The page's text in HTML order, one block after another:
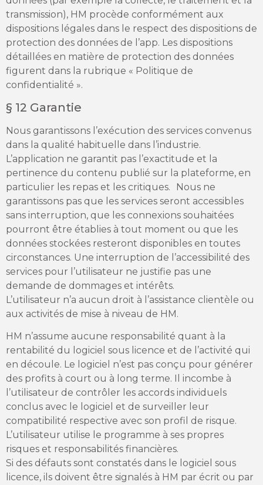
transmission), HM procède conformément aux
dispositions légales dans le respect des dispositions de
protection des données de l’app. Les dispositions
détaillées en matière de protection des données
figurent dans la rubrique « Politique de
confidentialité ».
§ 12 Garantie
Nous garantissons l’exécution des services convenus
dans la qualité habituelle dans l’industrie.
L’application ne garantit pas l’exactitude et la
pertinence du contenu publié sur la plateforme, en
particulier les repas et les critiques. Nous ne
garantissons pas que les services seront accessibles
sans interruption, que les connexions souhaitées
pourront être établies à tout moment ou que les
données stockées resteront disponibles en toutes
circonstances. Une interruption de l’accessibilité des
services pour l’utilisateur ne justifie pas une
demande de dommages et intérêts.
L’utilisateur n’a aucun droit à l’assistance clientèle ou
aux activités de mise à niveau de HM.
HM n’assume aucune responsabilité quant à la
rentabilité du logiciel sous licence et de l’activité qui
en découle. Le logiciel n’est pas conçu pour générer
des profits à court ou à long terme. Il incombe à
l’utilisateur de contrôler les accords individuels
conclus avec le logiciel et de surveiller leur
compatibilité respective avec son profil de risque.
L’utilisateur utilise le programme à ses propres
risques et responsabilités financières.
Si des défauts sont constatés dans le logiciel sous
licence, ils doivent être signalés à HM par écrit ou par